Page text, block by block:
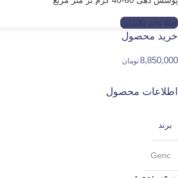
خرید محصول
8,850,000تومان
اطلاعات محصول
برند
Genc